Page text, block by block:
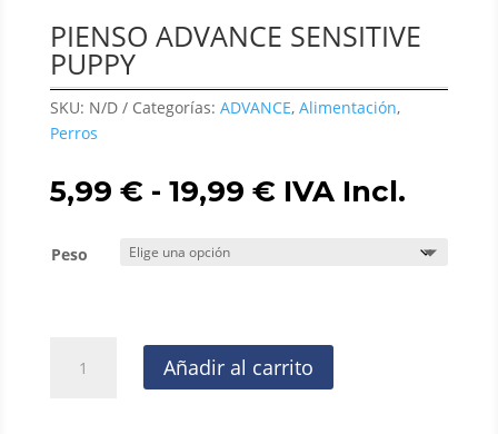
PIENSO ADVANCE SENSITIVE
PUPPY
SKU: N/D Categorías: ADVANCE, Alimentación,
Perros
5,99 € - 19,99 €Rango
19,99 €
IVA Incl.
Peso
ADVANCE
Añadir al carrito